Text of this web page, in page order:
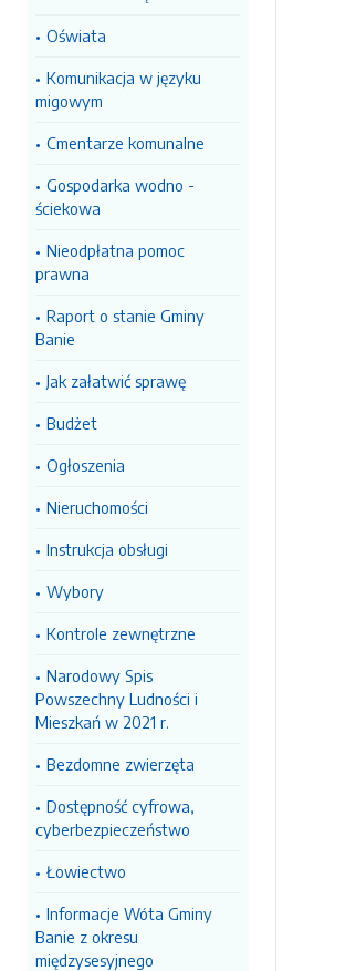
Oświata
Komunikacja w języku
migowym
Cmentarze komunalne
Gospodarka wodno -
ściekowa
Nieodpłatna pomoc
prawna
Raport o stanie Gminy
Banie
Jak załatwić sprawę
Budżet
Ogłoszenia
Nieruchomości
Instrukcja obsługi
Wybory
Kontrole zewnętrzne
Narodowy Spis
Powszechny Ludności i
Mieszkań w 2021 r.
Bezdomne zwierzęta
Dostępność cyfrowa,
cyberbezpieczeństwo
Łowiectwo
Informacje Wóta Gminy
Banie z okresu
międzysesyjnego